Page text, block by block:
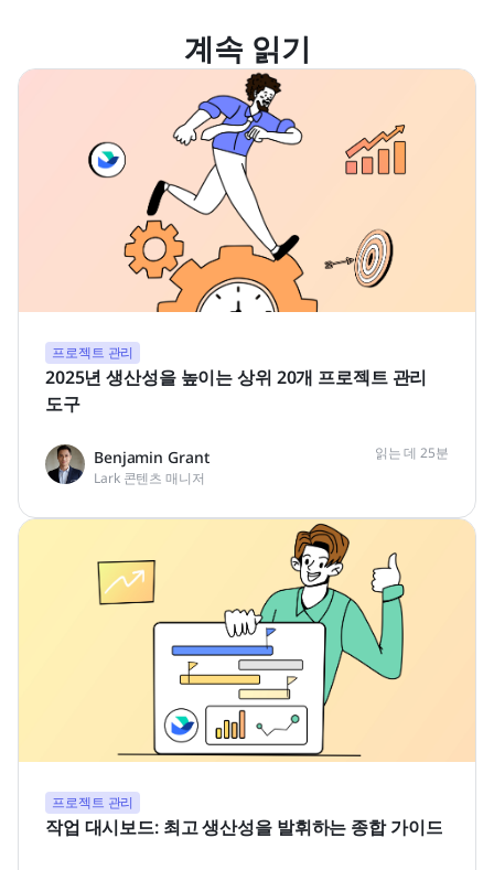
계속 읽기
프로젝트 관리
2025년 생산성을 높이는 상위 20개 프로젝트 관리
도구
Benjamin Grant
Lark 콘텐츠 매니저
읽는 데 25분
프로젝트 관리
작업 대시보드: 최고 생산성을 발휘하는 종합 가이드